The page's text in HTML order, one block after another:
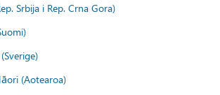
Srbija i Rep. Crna Gora)
(Aotearoa)